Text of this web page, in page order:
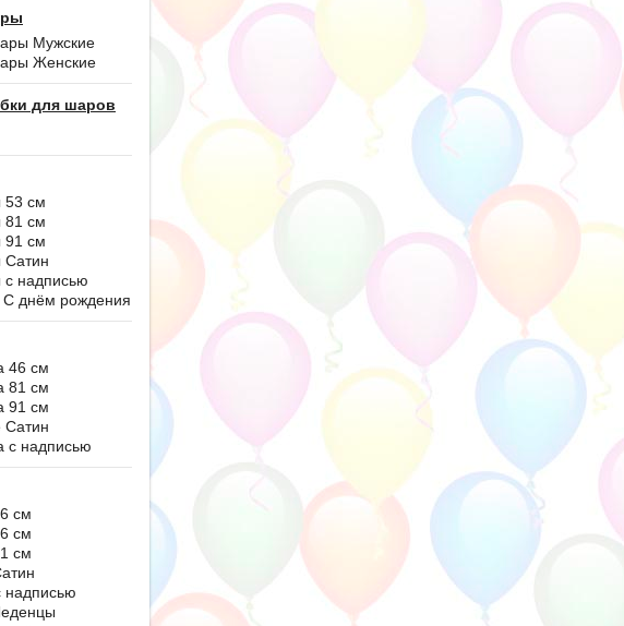
Мужские
Женские
для шаров
53 см
81 см
91 см
надписью
днём рождения
46 см
81 см
91 см
надписью
см
см
см
надписью